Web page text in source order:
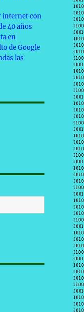
internet con
40 años
en
de Google
las